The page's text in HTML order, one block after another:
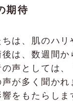
期待
は、肌のハ
は、数週間
声としては
が多く聞か
をもたらしま